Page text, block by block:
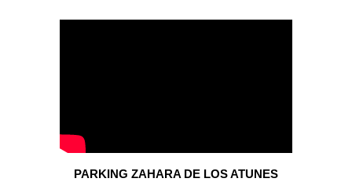
PARKING ZAHARA DE LOS ATUNES